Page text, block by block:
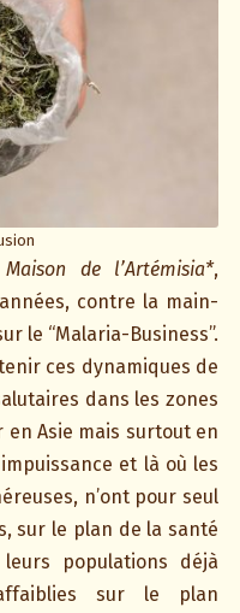
de l’Artémisia*,
contre la main-
le “Malaria-Business”.
ces dynamiques de
dans les zones
Asie mais surtout en
et là où les
n’ont pour seul
sur le plan de la santé
populations déjà
sur le plan